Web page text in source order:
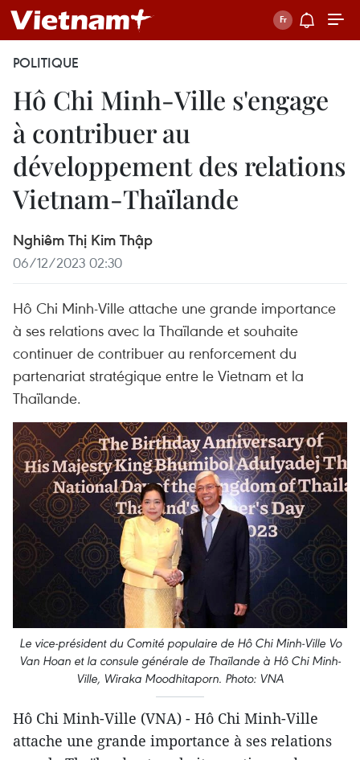
POLITIQUE
Hô Chi Minh-Ville s'engage
à contribuer au
développement des relations
Vietnam-Thaïlande
Nghiêm Thị Kim Thập
06/12/2023 02:30
Hô Chi Minh-Ville attache une grande importance
à ses relations avec la Thaïlande et souhaite
continuer de contribuer au renforcement du
partenariat stratégique entre le Vietnam et la
Thaïlande.
Le vice-président du Comité populaire de Hô Chi Minh-Ville Vo
Van Hoan et la consule générale de Thaïlande à Hô Chi Minh-
Ville, Wiraka Moodhitaporn. Photo: VNA
Hô Chi Minh-Ville (VNA) - Hô Chi Minh-Ville
attache une grande importance à ses relations